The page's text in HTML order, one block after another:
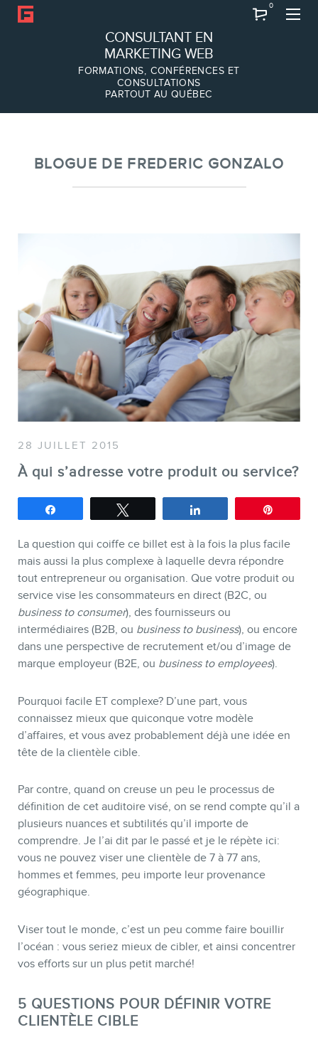
CONSULTANT EN
MARKETING WEB
FORMATIONS, CONFÉRENCES ET
CONSULTATIONS
PARTOUT AU QUÉBEC
0
À PROPOS
Équipe
SERVICES
Formations marketing en ligne
Formations marketing de
groupe
Consultations
Audits web (SEO) et IA (GEO)
Ebooks
BOUTIQUE
BLOGUE DE FREDERIC GONZALO
28 JUILLET 2015
À qui s’adresse votre produit ou service?
La question qui coiffe ce billet est à la fois la plus facile
mais aussi la plus complexe à laquelle devra répondre
tout entrepreneur ou organisation. Que votre produit ou
service vise les consommateurs en direct (B2C, ou
business to consumer), des fournisseurs ou
intermédiaires (B2B, ou business to business), ou encore
dans une perspective de recrutement et/ou d’image de
marque employeur (B2E, ou business to employees).
Pourquoi facile ET complexe? D’une part, vous
connaissez mieux que quiconque votre modèle
d’affaires, et vous avez probablement déjà une idée en
tête de la clientèle cible.
Par contre, quand on creuse un peu le processus de
définition de cet auditoire visé, on se rend compte qu’il a
plusieurs nuances et subtilités qu’il importe de
comprendre. Je l’ai dit par le passé et je le répète ici:
vous ne pouvez viser une clientèle de 7 à 77 ans,
hommes et femmes, peu importe leur provenance
géographique.
Viser tout le monde, c’est un peu comme faire bouillir
l’océan : vous seriez mieux de cibler, et ainsi concentrer
vos efforts sur un plus petit marché!
5 QUESTIONS POUR DÉFINIR VOTRE
CLIENTÈLE CIBLE